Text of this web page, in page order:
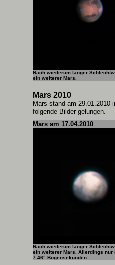
Nach wiederum langer
ein weiterer Mars.
Mars 2010
Mars stand am 29.01.2010
folgende Bilder gelungen.
Mars am 17.04.2010
Nach wiederum langer
ein weiterer Mars. Allerdings nur
7.46" Bogensekunden.